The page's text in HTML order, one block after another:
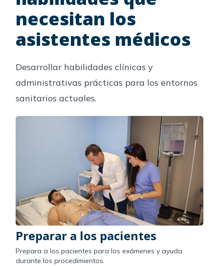
necesitan los
asistentes médicos
Desarrollar habilidades clínicas y
administrativas prácticas para los entornos
sanitarios actuales.
Preparar a los pacientes
Prepara a los pacientes para los exámenes y ayuda
durante los procedimientos.